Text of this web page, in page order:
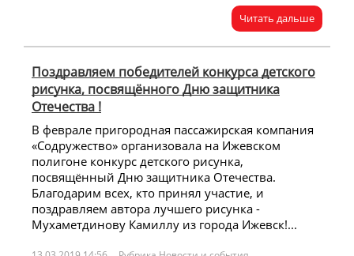
Читать дальше
Поздравляем победителей конкурса детского
рисунка, посвящённого Дню защитника
Отечества !
В феврале пригородная пассажирская компания
«Содружество» организовала на Ижевском
полигоне конкурс детского рисунка,
посвящённый Дню защитника Отечества.
Благодарим всех, кто принял участие, и
поздравляем автора лучшего рисунка -
Мухаметдинову Камиллу из города Ижевск!...